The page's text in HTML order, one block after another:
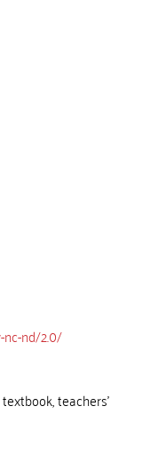
nd/2.0/
teachers’